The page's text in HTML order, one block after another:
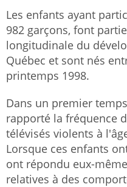
Les enfants ayant
982 garçons, font
longitudinale du
Québec et sont nés
printemps 1998.
Dans un premier
rapporté la fréquence
télévisés violents à
Lorsque ces enfants
ont répondu eux-
relatives à des